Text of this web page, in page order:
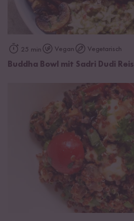
25 min Vegan Vegetarisch
Buddha Bowl mit Sadri Dudi Reis